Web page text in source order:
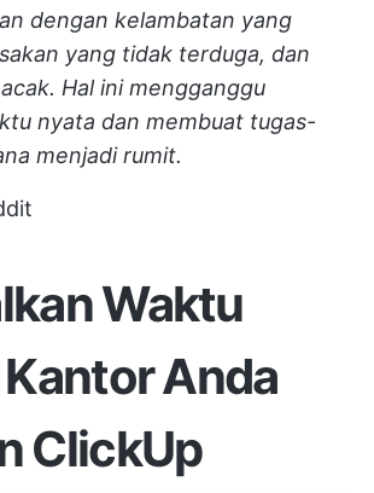
dengan kelambatan yang
yang tidak terduga, dan
Hal ini mengganggu
nyata dan membuat tugas-
menjadi rumit.
Waktu
Anda
ClickUp